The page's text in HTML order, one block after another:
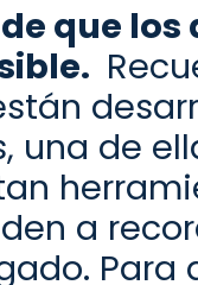
de que los
una de
a
Para